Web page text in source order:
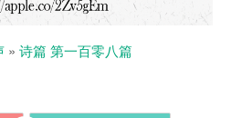
» 诗篇 第一百零八篇